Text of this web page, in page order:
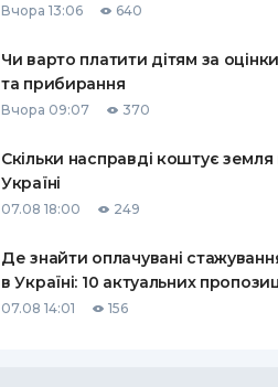
Вчора 13:06 640
Чи варто платити дітям за оцінки
та прибирання
Вчора 09:07 370
Скільки насправді коштує земля
Україні
07.08 18:00 249
Де знайти оплачувані
в Україні: 10 актуальних
07.08 14:01 156